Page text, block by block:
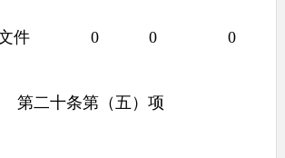
件 0 0 0
第二十条第（五）项